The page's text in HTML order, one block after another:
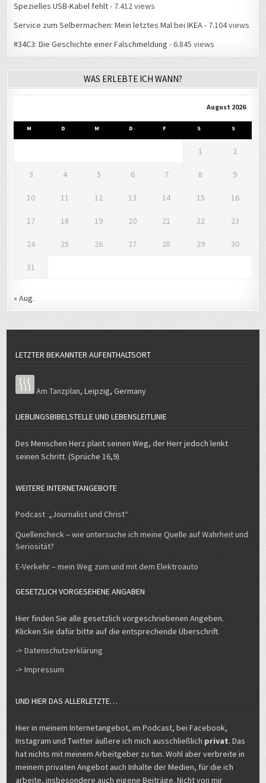
Spezielles USB-Kabel fehlt- 7.412 views
Service zum Selbermachen: Mein letztes Mal bei IKEA- 7.104 views
#34C3: Die Geschichte einer Falschmeldung - 6.845 views
WAS ERLEBTE ICH WANN?
August 2026
M D M D F S S
1 2
3 4 5 6 7 8 9
10 11 12 13 14 15 16
17 18 19 20 21 22 23
24 25 26 27 28 29 30
31
« Aug.
LETZTER BEKANNTER AUFENTHALTSORT
Am Tanzplan,Leipzig,Germany
LIEBLINGSBIBELSTELLE UND LEBENSLEITLINIE
Des Menschen Herz plant seinen Weg, der Herr jedoch lenkt
seinen Schritt. (Sprüche 16,9)
WEITERE INTERNETANGEBOTE
Podcast „Journalist und Christ“
Quellencheck – wie untersuche ich meine Quelle auf Wahrheit und
Seriosität?
E-Verkehr – mein Weg zum und mit dem Elektroauto
GESETZLICH VORGESEHENE ANGABEN
Hier finden Sie alle gesetzlich vorgeschriebenen Angeben.
Klicken Sie dafür bitte auf die entsprechende Überschrift.
-> Datenschutzerklärung
-> Impressum
UND HIER DAS ALLERLETZTE…
Hier in meinem Internetangebot, im Podcast, bei Facebook,
Instagram und Twitter äußere ich mich ausschließlich privat. Das
hat nichts mit meinem Arbeitgeber zu tun. Wohl aber verbreite in
meinem privaten Angebot auch Inhalte der Medien, für die ich
arbeite, insbesondere auch eigene Beiträge. Nicht von mir